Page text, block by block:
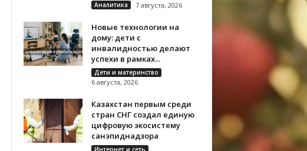
Аналитика 7 августа, 2026
Новые технологии на
дому: дети с
инвалидностью делают
успехи в рамках...
Дети и материнство
6 августа, 2026
Казахстан первым среди
стран СНГ создал единую
цифровую экосистему
санэпиднадзора
Интернет и сеть